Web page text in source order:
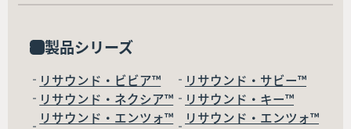
製品シリーズ
リサウンド・ビビア™
リサウンド・サビー™
リサウンド・ネクシア™
リサウンド・キー™
リサウンド・エンツォ™
リサウンド・エンツォ™